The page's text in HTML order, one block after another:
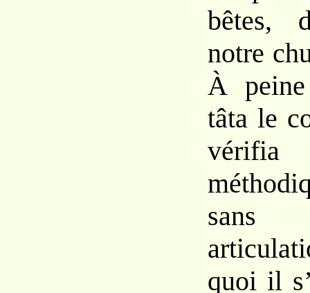
bêtes,
notre
À
tâta le
vérifia
sans
quoi il